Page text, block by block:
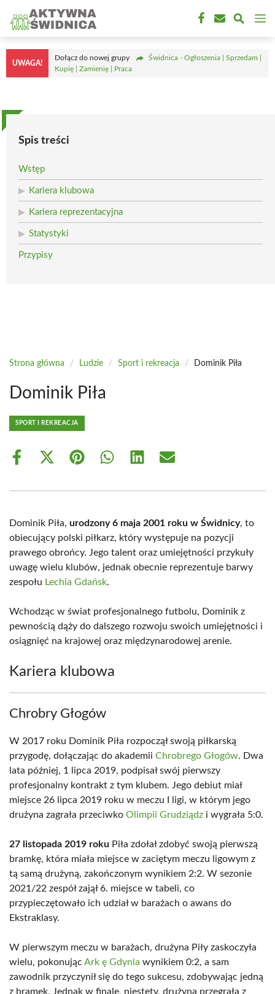
treści
UWAGA!
Dołącz do nowej grupy
Świdnica - Ogłoszenia | Sprzedam |
Kupię | Zamienię | Praca
Spis treści
Wstęp
Kariera klubowa
Kariera reprezentacyjna
Statystyki
Przypisy
Strona główna / Ludzie / Sport i rekreacja / Dominik Piła
Dominik Piła
SPORT I REKREACJA
Share
Share
(Twitter)
Share Share Share Share
Dominik Piła, urodzony 6 maja 2001 roku w Świdnicy, to
obiecujący polski piłkarz, który występuje na pozycji
prawego obrońcy. Jego talent oraz umiejętności przykuły
uwagę wielu klubów, jednak obecnie reprezentuje barwy
zespołu Lechia Gdańsk.
Wchodząc w świat profesjonalnego futbolu, Dominik z
pewnością dąży do dalszego rozwoju swoich umiejętności i
osiągnięć na krajowej oraz międzynarodowej arenie.
Kariera klubowa
Chrobry Głogów
W 2017 roku Dominik Piła rozpoczął swoją piłkarską
przygodę, dołączając do akademii Chrobrego Głogów. Dwa
lata później, 1 lipca 2019, podpisał swój pierwszy
profesjonalny kontrakt z tym klubem. Jego debiut miał
miejsce 26 lipca 2019 roku w meczu I ligi, w którym jego
drużyna zagrała przeciwko Olimpii Grudziądz i wygrała 5:0.
27 listopada 2019 roku Piła zdołał zdobyć swoją pierwszą
bramkę, która miała miejsce w zaciętym meczu ligowym z
tą samą drużyną, zakończonym wynikiem 2:2. W sezonie
2021/22 zespół zajął 6. miejsce w tabeli, co
przypieczętowało ich udział w barażach o awans do
Ekstraklasy.
W pierwszym meczu w barażach, drużyna Piły zaskoczyła
wielu, pokonując Ark ę Gdynia wynikiem 0:2, a sam
zawodnik przyczynił się do tego sukcesu, zdobywając jedną
z bramek. Jednak w finale, niestety, drużyna przegrała z